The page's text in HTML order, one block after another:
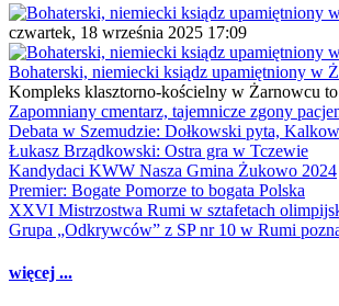
czwartek, 18 września 2025 17:09
Bohaterski, niemiecki ksiądz upamiętniony w
Kompleks klasztorno-kościelny w Żarnowcu to
Zapomniany cmentarz, tajemnicze zgony
Debata w Szemudzie: Dołkowski pyta,
Łukasz Brządkowski: Ostra gra w Tczewie
Kandydaci KWW Nasza Gmina Żukowo 2024
Premier: Bogate Pomorze to bogata Polska
XXVI Mistrzostwa Rumi w sztafetach
Grupa „Odkrywców” z SP nr 10 w Rumi
więcej ...